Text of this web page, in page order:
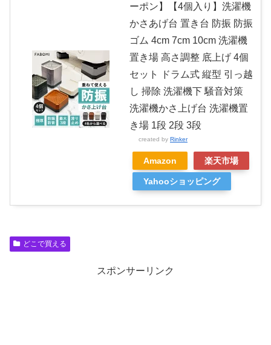
ーポン】【4個入り】洗濯機
かさあげ台 置き台 防振 防振
ゴム 4cm 7cm 10cm 洗濯機
置き場 高さ調整 底上げ 4個
セット ドラム式 縦型 引っ越
し 掃除 洗濯機下 騒音対策
洗濯機かさ上げ台 洗濯機置
き場 1段 2段 3段
created by Rinker
Amazon 楽天市場
Yahooショッピング
どこで買える
スポンサーリンク